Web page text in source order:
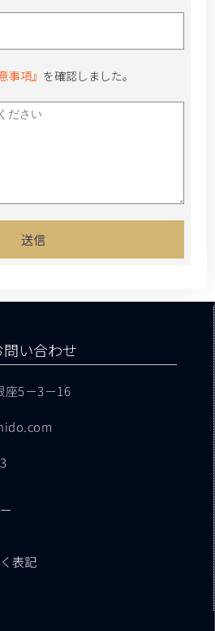
事項』 を確認しました。
送信
問い合わせ
座5－3－16
表記